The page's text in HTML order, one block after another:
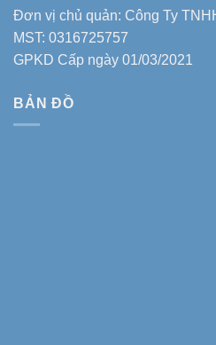
Đơn vị chủ quản: Công Ty
MST: 0316725757
GPKD Cấp ngày 01/03/2021
BẢN ĐỒ